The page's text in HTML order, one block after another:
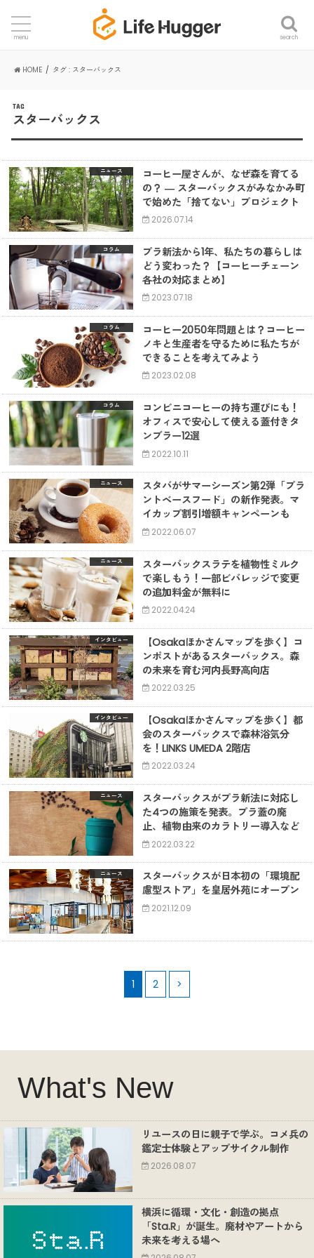
search
menu
HOME タグ : スターバックス
TAG
スターバックス
ニュース
コーヒー屋さんが、なぜ森を育てる
の？ ― スターバックスがみなかみ町
で始めた「捨てない」プロジェクト
2026.07.14
コラム
プラ新法から1年、私たちの暮らしは
どう変わった？【コーヒーチェーン
各社の対応まとめ】
2023.07.18
コラム
コーヒー2050年問題とは？コーヒー
ノキと生産者を守るために私たちが
できることを考えてみよう
2023.02.08
コラム
コンビニコーヒーの持ち運びにも！
オフィスで安心して使える蓋付きタ
ンブラー12選
2022.10.11
ニュース
スタバがサマーシーズン第2弾「プラ
ントベースフード」の新作発表。マ
イカップ割引増額キャンペーンも
2022.06.07
ニュース
スターバックスラテを植物性ミルク
で楽しもう！一部ビバレッジで変更
の追加料金が無料に
2022.04.24
インタビュー
【Osakaほかさんマップを歩く】コ
ンポストがあるスターバックス。森
の未来を育む河内長野高向店
2022.03.25
インタビュー
【Osakaほかさんマップを歩く】都
会のスターバックスで森林浴気分
を！LINKS UMEDA 2階店
2022.03.24
ニュース
スターバックスがプラ新法に対応し
た4つの施策を発表。プラ蓋の廃
止、植物由来のカラトリー導入など
2022.03.22
ニュース
スターバックスが日本初の「環境配
慮型ストア」を皇居外苑にオープン
2021.12.09
1 2 >
What's New
リユースの日に親子で学ぶ。コメ兵の
鑑定士体験とアップサイクル制作
2026.08.07
横浜に循環・文化・創造の拠点
「Sta.R」が誕生。廃材やアートから
未来を考える場へ